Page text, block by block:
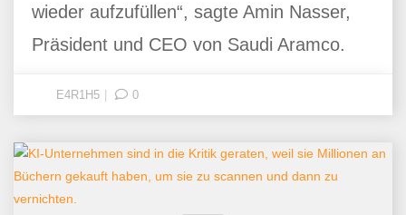
wieder aufzufüllen“, sagte Amin Nasser,
Präsident und CEO von Saudi Aramco.
E4R1H5 0